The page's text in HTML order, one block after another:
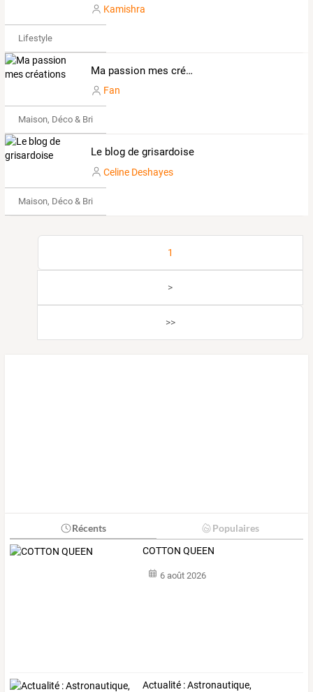
Kamishra
Lifestyle
Ma passion mes créations
Fan
Maison, Déco & Bricolage
Le blog de grisardoise
Celine Deshayes
Maison, Déco & Bricolage
1
>
>>
Récents Populaires
COTTON QUEEN
6 août 2026
Actualité : Astronautique,